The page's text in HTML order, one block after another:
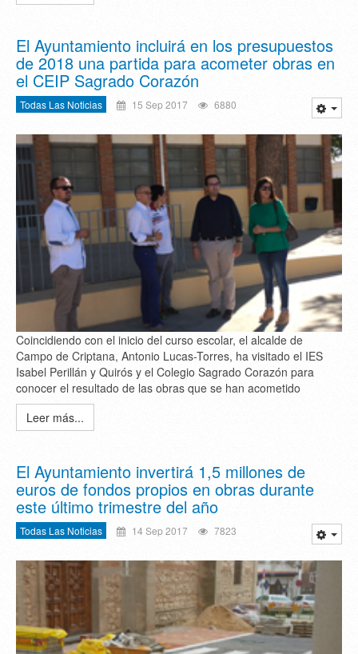
El Ayuntamiento incluirá en los presupuestos
de 2018 una partida para acometer obras en
el CEIP Sagrado Corazón
Todas Las Noticias 15 Sep 2017 6880
Coincidiendo con el inicio del curso escolar, el alcalde de
Campo de Criptana, Antonio Lucas-Torres, ha visitado el IES
Isabel Perillán y Quirós y el Colegio Sagrado Corazón para
conocer el resultado de las obras que se han acometido
Leer más...
El Ayuntamiento invertirá 1,5 millones de
euros de fondos propios en obras durante
este último trimestre del año
Todas Las Noticias 14 Sep 2017 7823